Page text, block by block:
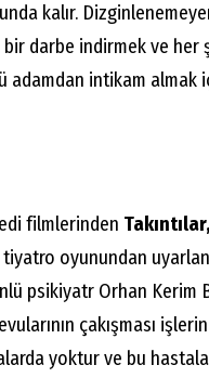
kalır.
darbe indirmek ve her
adamdan intikam almak
filmlerinden Takıntılar,
tiyatro oyunundan
psikiyatr Orhan Kerim
çakışması
yoktur ve bu